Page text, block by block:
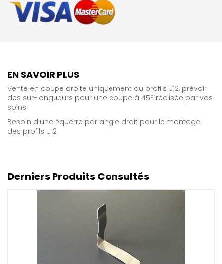
EN SAVOIR PLUS
Vente en coupe droite uniquement du profils U12, prévoir
des sur-longueurs pour une coupe à 45° réalisée par vos
soins
Besoin d'une équerre par angle droit pour le montage
des profils U12
Derniers Produits Consultés